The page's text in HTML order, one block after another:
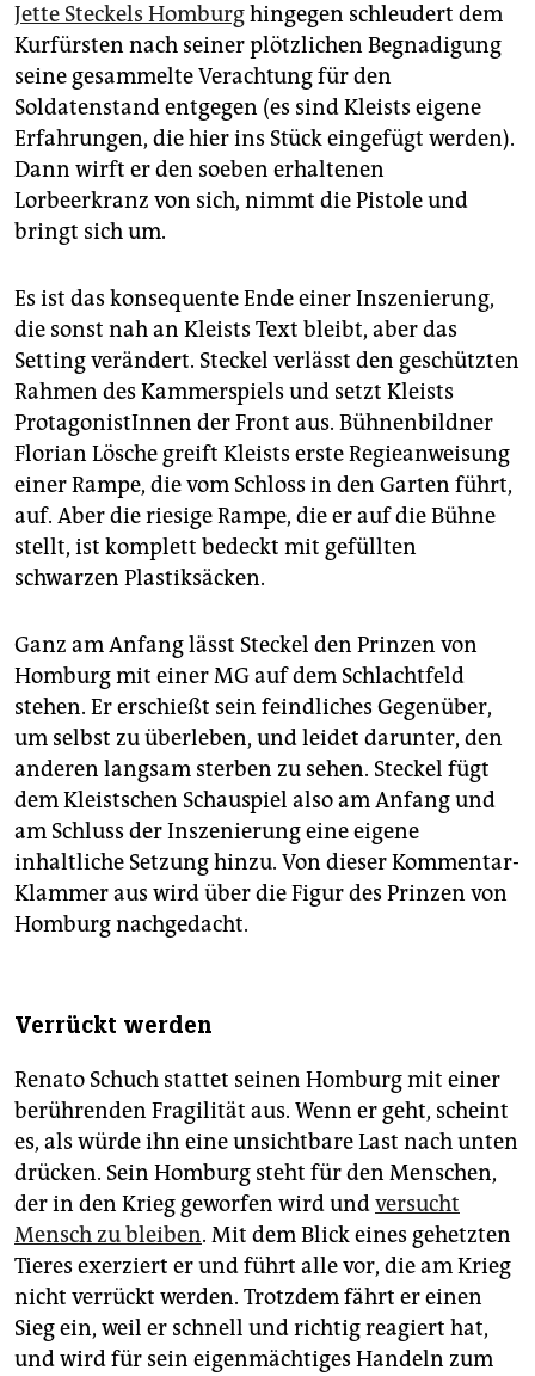
Jette Steckels Homburghingegen schleudert dem
Kurfürsten nach seiner plötzlichen Begnadigung
seine gesammelte Verachtung für den
Soldatenstand entgegen (es sind Kleists eigene
Erfahrungen, die hier ins Stück eingefügt werden).
Dann wirft er den soeben erhaltenen
Lorbeerkranz von sich, nimmt die Pistole und
bringt sich um.
Es ist das konsequente Ende einer Inszenierung,
die sonst nah an Kleists Text bleibt, aber das
Setting verändert. Steckel verlässt den geschützten
Rahmen des Kammerspiels und setzt Kleists
ProtagonistInnen der Front aus. Bühnenbildner
Florian Lösche greift Kleists erste Regieanweisung
einer Rampe, die vom Schloss in den Garten führt,
auf. Aber die riesige Rampe, die er auf die Bühne
stellt, ist komplett bedeckt mit gefüllten
schwarzen Plastiksäcken.
Ganz am Anfang lässt Steckel den Prinzen von
Homburg mit einer MG auf dem Schlachtfeld
stehen. Er erschießt sein feindliches Gegenüber,
um selbst zu überleben, und leidet darunter, den
anderen langsam sterben zu sehen. Steckel fügt
dem Kleistschen Schauspiel also am Anfang und
am Schluss der Inszenierung eine eigene
inhaltliche Setzung hinzu. Von dieser Kommentar-
Klammer aus wird über die Figur des Prinzen von
Homburg nachgedacht.
Verrückt werden
Renato Schuch stattet seinen Homburg mit einer
berührenden Fragilität aus. Wenn er geht, scheint
es, als würde ihn eine unsichtbare Last nach unten
drücken. Sein Homburg steht für den Menschen,
der in den Krieg geworfen wird undversucht
Mensch zu bleiben. Mit dem Blick eines gehetzten
Tieres exerziert er und führt alle vor, die am Krieg
nicht verrückt werden. Trotzdem fährt er einen
Sieg ein, weil er schnell und richtig reagiert hat,
und wird für sein eigenmächtiges Handeln zum